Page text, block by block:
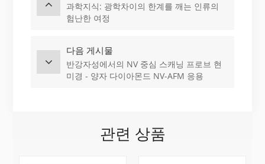
과학지식: 광학차이의 한계를 깨는 인류의
험난한 여정
다음 게시물
반강자성에서의 NV 중심 스캐닝 프로브 현
미경 - 양자 다이아몬드 NV-AFM 응용
관련 상품